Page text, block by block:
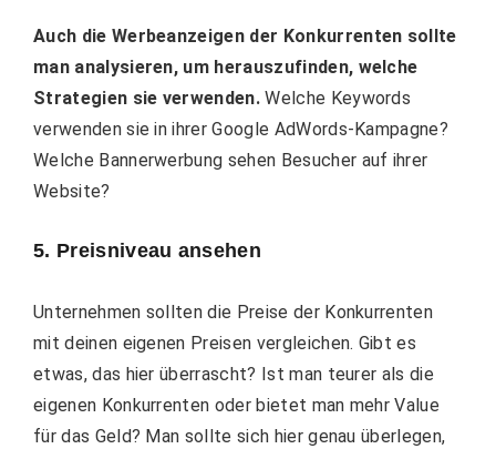
Auch die Werbeanzeigen der Konkurrenten sollte
man analysieren, um herauszufinden, welche
Strategien sie verwenden. Welche Keywords
verwenden sie in ihrer Google AdWords-Kampagne?
Welche Bannerwerbung sehen Besucher auf ihrer
Website?
5. Preisniveau ansehen
Unternehmen sollten die Preise der Konkurrenten
mit deinen eigenen Preisen vergleichen. Gibt es
etwas, das hier überrascht? Ist man teurer als die
eigenen Konkurrenten oder bietet man mehr Value
für das Geld? Man sollte sich hier genau überlegen,